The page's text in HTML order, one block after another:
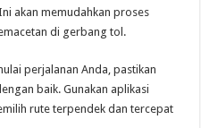
akan memudahkan proses
di gerbang tol.
perjalanan Anda, pastikan
baik. Gunakan aplikasi
rute terpendek dan tercepat